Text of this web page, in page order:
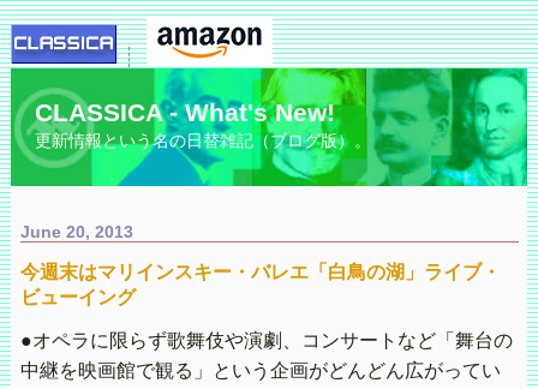
CLASSICA - What's New!
更新情報という名の日替雑記（ブログ版）。
June 20, 2013
今週末はマリインスキー・バレエ「白鳥の湖」ライブ・
ビューイング
●オペラに限らず歌舞伎や演劇、コンサートなど「舞台の
中継を映画館で観る」という企画がどんどん広がってい